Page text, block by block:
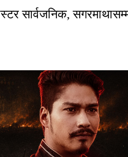
सार्वजनिक,